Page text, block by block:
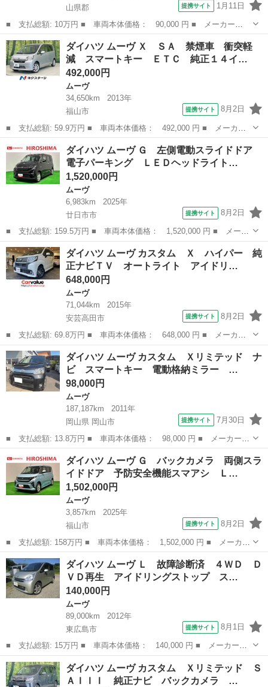
山県郡
提携サイト 1月11日
■ 支払総額: 10万円 ■ 車両本体価格： 90,000 円 ■ メーカー
名： ダイハツ ■ 車種名： ムーヴ ■ グレード名： ４ＷＤ
■ 排気量： 660cc ■ ドア枚数： 5D ■ ミッション： インパネ
AT ...
広島 山県郡 ムーヴ
ダイハツ ムーヴ Ｘ ＳＡ 禁煙車 衝突軽
減 スマートキー ＥＴＣ 純正１４イ…
492,000円
ムーヴ
34,650km
2013年
福山市
提携サイト 8月2日
■ 支払総額: 59.9万円 ■ 車両本体価格： 492,000 円 ■ メーカー
名： ダイハツ ■ 車種名： ムーヴ ■ グレード名： Ｘ ＳＡ
禁煙車 衝突軽減 スマートキー ＥＴＣ 純正１４インチアルミ
オートライト...
広島 福山市 ムーヴ
ダイハツ ムーヴ Ｇ 左側電動スライドドア
電子パーキング ＬＥＤヘッドライト…
1,520,000円
ムーヴ
6,983km
2025年
廿日市市
提携サイト 8月2日
■ 支払総額: 159.5万円 ■ 車両本体価格： 1,520,000 円 ■ メーカ
ー名： ダイハツ ■ 車種名： ムーヴ ■ グレード名： Ｇ 左側
電動スライドドア 電子パーキング ＬＥＤヘッドライト バックカ
メラ ス...
広島 廿日市市 ムーヴ
ダイハツ ムーヴ カスタム Ｘ ハイパー 純
正ナビＴＶ オートライト アイドリ…
648,000円
ムーヴ
71,044km
2015年
安芸高田市
提携サイト 8月2日
■ 支払総額: 69.8万円 ■ 車両本体価格： 648,000 円 ■ メーカー
名： ダイハツ ■ 車種名： ムーヴ ■ グレード名： カスタム
Ｘ ハイパー 純正ナビＴＶ オートライト アイドリングストッ
プ 電格ミラー...
広島 安芸高田市
ダイハツ ムーヴ カスタム Ｘリミテッド ナ
ビ スマートキー 電動格納ミラー …
98,000円
ムーヴ
187,187km
2011年
岡山県 岡山市
提携サイト 7月30日
■ 支払総額: 13.8万円 ■ 車両本体価格： 98,000 円 ■ メーカー
名： ダイハツ ■ 車種名： ムーヴ ■ グレード名： カスタム
Ｘリミテッド ナビ スマートキー 電動格納ミラー ベンチシー
ト ＣＶＴ ミュ...
岡山 岡山市 ムーヴ
ダイハツ ムーヴ Ｇ バックカメラ 両側スラ
イドドア 予防安全機能スマアシ Ｌ…
1,502,000円
ムーヴ
3,857km
2025年
福山市
提携サイト 8月2日
■ 支払総額: 158万円 ■ 車両本体価格： 1,502,000 円 ■ メーカー
名： ダイハツ ■ 車種名： ムーヴ ■ グレード名： Ｇ バック
カメラ 両側スライドドア 予防安全機能スマアシ ＬＥＤオートラ
イト・フォ...
広島 福山市 ムーヴ
ダイハツ ムーヴ Ｌ 故障診断済 ４ＷＤ Ｄ
ＶＤ再生 アイドリングストップ ス…
140,000円
ムーヴ
89,000km
2012年
東広島市
提携サイト 8月1日
■ 支払総額: 15万円 ■ 車両本体価格： 140,000 円 ■ メーカー
名： ダイハツ ■ 車種名： ムーヴ ■ グレード名： Ｌ 故障診
断済 ４ＷＤ ＤＶＤ再生 アイドリングストップ スタッドレス
有 ブルートゥース...
広島 東広島市
ダイハツ ムーヴ カスタム Ｘリミテッド Ｓ
ＡＩＩＩ 純正ナビ バックカメラ …